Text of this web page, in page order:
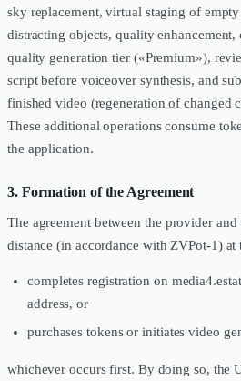
sky replacement, virtual staging of
distracting objects, quality enhancement,
quality generation tier («Premium»),
script before voiceover synthesis, and
finished video (regeneration of changed
These additional operations consume
the application.
3. Formation of the Agreement
The agreement between the provider
distance (in accordance with ZVPot-1) at
completes registration on
address, or
purchases tokens or initiates video
whichever occurs first. By doing so, the